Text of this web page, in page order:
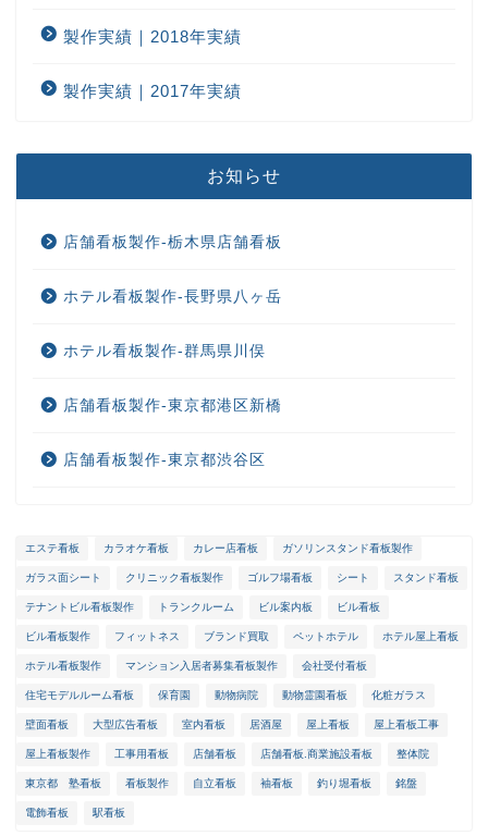
製作実績｜2018年実績
製作実績｜2017年実績
お知らせ
店舗看板製作-栃木県店舗看板
ホテル看板製作-長野県八ヶ岳
ホテル看板製作-群馬県川俣
店舗看板製作-東京都港区新橋
店舗看板製作-東京都渋谷区
エステ看板 カラオケ看板 カレー店看板 ガソリンスタンド看板製作
ガラス面シート クリニック看板製作 ゴルフ場看板 シート スタンド看板
テナントビル看板製作 トランクルーム ビル案内板 ビル看板
ビル看板製作 フィットネス ブランド買取 ペットホテル ホテル屋上看板
ホテル看板製作 マンション入居者募集看板製作 会社受付看板
住宅モデルルーム看板 保育園 動物病院 動物霊園看板 化粧ガラス
壁面看板 大型広告看板 室内看板 居酒屋 屋上看板 屋上看板工事
屋上看板製作 工事用看板 店舗看板 店舗看板.商業施設看板 整体院
東京都 塾看板 看板製作 自立看板 袖看板 釣り堀看板 銘盤
電飾看板 駅看板
ホーム
選ばれる理由
会社概要